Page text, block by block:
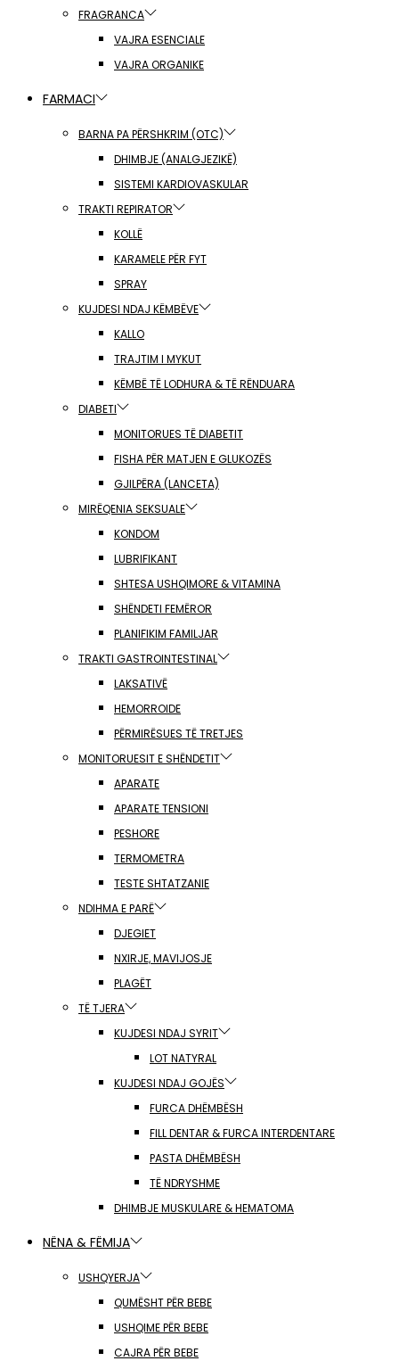
FRAGRANCA
VAJRA ESENCIALE
VAJRA ORGANIKE
FARMACI
BARNA PA PËRSHKRIM (OTC)
DHIMBJE (ANALGJEZIKË)
SISTEMI KARDIOVASKULAR
TRAKTI REPIRATOR
KOLLË
KARAMELE PËR FYT
SPRAY
KUJDESI NDAJ KËMBËVE
KALLO
TRAJTIM I MYKUT
KËMBË TË LODHURA & TË RËNDUARA
DIABETI
MONITORUES TË DIABETIT
FISHA PËR MATJEN E GLUKOZËS
GJILPËRA (LANCETA)
MIRËQENIA SEKSUALE
KONDOM
LUBRIFIKANT
SHTESA USHQIMORE & VITAMINA
SHËNDETI FEMËROR
PLANIFIKIM FAMILJAR
TRAKTI GASTROINTESTINAL
LAKSATIVË
HEMORROIDE
PËRMIRËSUES TË TRETJES
MONITORUESIT E SHËNDETIT
APARATE
APARATE TENSIONI
PESHORE
TERMOMETRA
TESTE SHTATZANIE
NDIHMA E PARË
DJEGIET
NXIRJE, MAVIJOSJE
PLAGËT
TË TJERA
KUJDESI NDAJ SYRIT
LOT NATYRAL
KUJDESI NDAJ GOJËS
FURCA DHËMBËSH
FILL DENTAR & FURCA INTERDENTARE
PASTA DHËMBËSH
TË NDRYSHME
DHIMBJE MUSKULARE & HEMATOMA
NËNA & FËMIJA
USHQYERJA
QUMËSHT PËR BEBE
USHQIME PËR BEBE
CAJRA PËR BEBE